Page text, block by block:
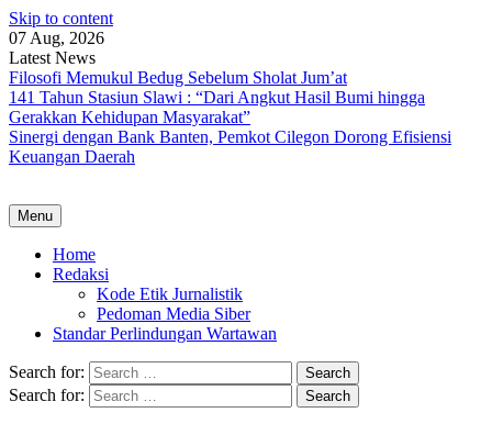
Skip to content
07 Aug, 2026
Latest News
Filosofi Memukul Bedug Sebelum Sholat Jum’at
141 Tahun Stasiun Slawi : “Dari Angkut Hasil Bumi hingga
Gerakkan Kehidupan Masyarakat”
Sinergi dengan Bank Banten, Pemkot Cilegon Dorong Efisiensi
Keuangan Daerah
Menu
Home
Redaksi
Kode Etik Jurnalistik
Pedoman Media Siber
Standar Perlindungan Wartawan
Search for:
Search for: